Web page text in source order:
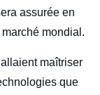
assurée en
mondial.
maîtriser
que